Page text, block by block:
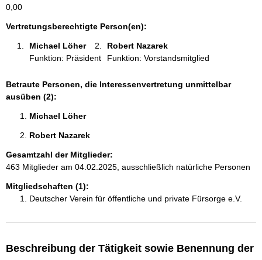
n
e
0,00
Vertretungsberechtigte Person(en):
Michael Löher
Funktion: Präsident
Robert Nazarek
Funktion: Vorstandsmitglied
Betraute Personen, die Interessenvertretung unmittelbar
ausüben (2):
Michael Löher
Robert Nazarek
Gesamtzahl der Mitglieder:
463 Mitglieder am 04.02.2025, ausschließlich natürliche Personen
Mitgliedschaften (1):
Deutscher Verein für öffentliche und private Fürsorge e.V.
Beschreibung der Tätigkeit sowie Benennung der